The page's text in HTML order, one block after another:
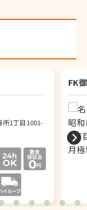
所1丁目1001-
FK